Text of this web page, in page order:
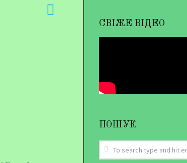
СВІЖЕ ВІДЕО
ПОШУК